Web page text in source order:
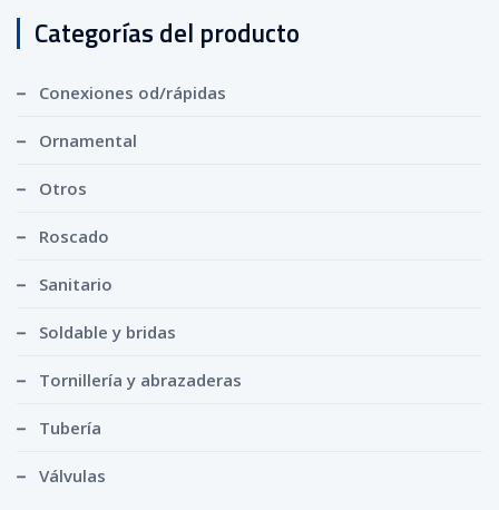
Categorías del producto
Conexiones od/rápidas
Ornamental
Otros
Roscado
Sanitario
Soldable y bridas
Tornillería y abrazaderas
Tubería
Válvulas